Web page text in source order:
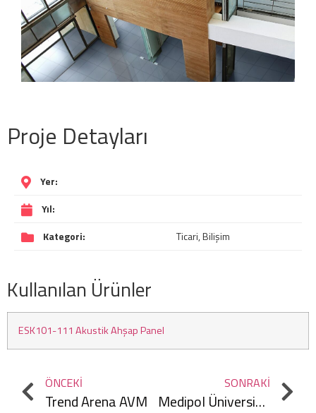
Proje Detayları
Yer:
Yıl:
Kategori:
Ticari, Bilişim
Kullanılan Ürünler
ESK101-111 Akustik Ahşap Panel
ÖNCEKI
Trend Arena AVM
SONRAKI
Medipol Üniversitesi